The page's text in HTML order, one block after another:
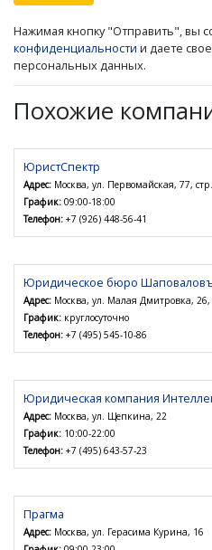
Нажимая кнопку "Отправить", вы
конфиденциальности и даете
персональных данных.
Похожие
ЮристСпектр
Адрес: Москва, ул. Первомайская, 77,
График: 09:00-18:00
Телефон: +7 (926) 448-56-41
Юридическое бюро
Адрес: Москва, ул. Малая Дмитровка,
График: круглосуточно
Телефон: +7 (495) 545-10-86
Юридическая компания
Адрес: Москва, ул. Щепкина, 22
График: 10:00-22:00
Телефон: +7 (495) 643-57-23
Прагма
Адрес: Москва, ул. Герасима Курина, 16